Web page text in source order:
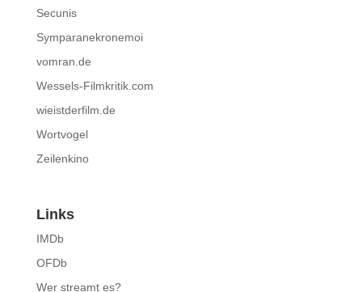
Secunis
Symparanekronemoi
vomran.de
Wessels-Filmkritik.com
wieistderfilm.de
Wortvogel
Zeilenkino
Links
IMDb
OFDb
Wer streamt es?